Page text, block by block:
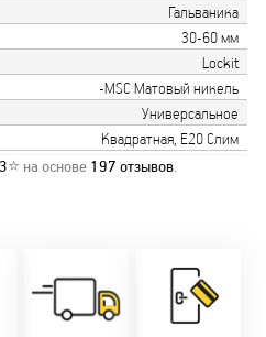
Гальваника
30-60 мм
Lockit
-MSC Матовый никель
Универсальное
Квадратная, Е20 Слим
⭐ на основе 197 отзывов.
фурнитуры.
Качественный
монтаж дверей,
окон и мебели.
Микс
2-36 мес
Магнит-5 мес.